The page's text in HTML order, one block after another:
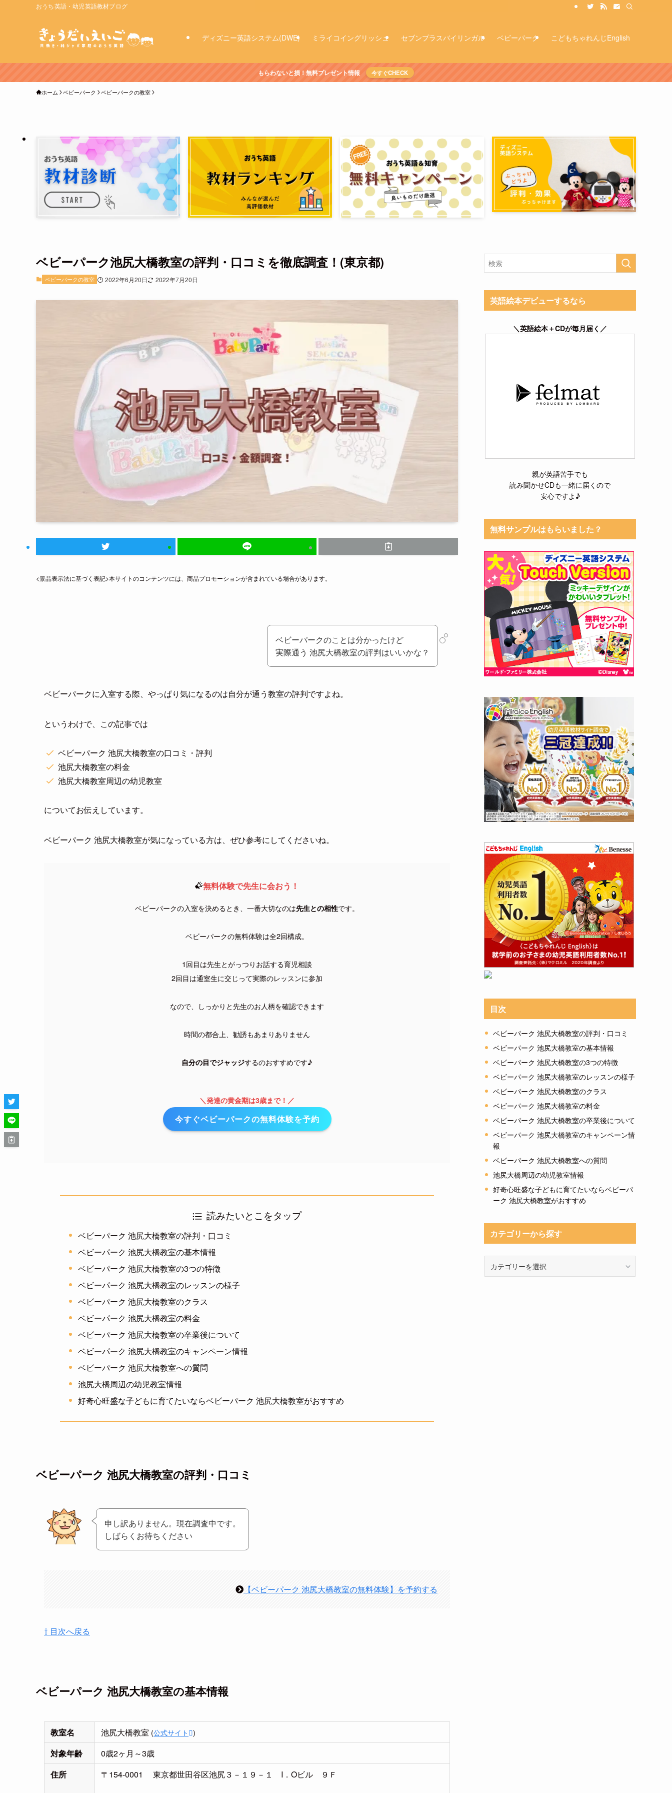
おうち英語・幼児英語教材ブログ
ディズニー英語システム(DWE) ミライコイングリッシュ セブンプラスバイリンガル ベビーパーク こどもちゃれんじEnglish
もらわないと損！無料プレゼント情報 今すぐCHECK
ホーム ベビーパーク ベビーパークの教室
ベビーパーク池尻大橋教室の評判・口コミを徹底調査！(東京都)
ベビーパークの教室 2022年6月20日 2022年7月20日
<景品表示法に基づく表記>本サイトのコンテンツには、商品プロモーションが含まれている場合があります。
ベビーパークのことは分かったけど
実際通う 池尻大橋教室の評判はいいかな？
ベビーパークに入室する際、やっぱり気になるのは自分が通う教室の評判ですよね。
というわけで、この記事では
ベビーパーク 池尻大橋教室の口コミ・評判
池尻大橋教室の料金
池尻大橋教室周辺の幼児教室
についてお伝えしています。
ベビーパーク 池尻大橋教室が気になっている方は、ぜひ参考にしてくださいね。
無料体験で先生に会おう！
ベビーパークの入室を決めるとき、一番大切なのは先生との相性です。
ベビーパークの無料体験は全2回構成。
1回目は先生とがっつりお話する育児相談
2回目は通室生に交じって実際のレッスンに参加
なので、しっかりと先生のお人柄を確認できます
時間の都合上、勧誘もあまりありません
自分の目でジャッジするのおすすめです♪
＼発達の黄金期は3歳まで！／
今すぐベビーパークの無料体験を予約
読みたいとこをタップ
ベビーパーク 池尻大橋教室の評判・口コミ
ベビーパーク 池尻大橋教室の基本情報
ベビーパーク 池尻大橋教室の3つの特徴
ベビーパーク 池尻大橋教室のレッスンの様子
ベビーパーク 池尻大橋教室のクラス
ベビーパーク 池尻大橋教室の料金
ベビーパーク 池尻大橋教室の卒業後について
ベビーパーク 池尻大橋教室のキャンペーン情報
ベビーパーク 池尻大橋教室への質問
池尻大橋周辺の幼児教室情報
好奇心旺盛な子どもに育てたいならベビーパーク 池尻大橋教室がおすすめ
ベビーパーク 池尻大橋教室の評判・口コミ
申し訳ありません。現在調査中です。
しばらくお待ちください
【ベビーパーク 池尻大橋教室の無料体験】を予約する
⇧ 目次へ戻る
ベビーパーク 池尻大橋教室の基本情報
教室名 池尻大橋教室 (公式サイト )
対象年齢
0歳2ヶ月～3歳
住所
〒154-0001 東京都世田谷区池尻３－１９－１ I．Oビル ９Ｆ
英語絵本デビューするなら
＼英語絵本＋CDが毎月届く／
親が英語苦手でも
読み聞かせCDも一緒に届くので
安心ですよ♪
無料サンプルはもらいました？
目次
ベビーパーク 池尻大橋教室の評判・口コミ
ベビーパーク 池尻大橋教室の基本情報
ベビーパーク 池尻大橋教室の3つの特徴
ベビーパーク 池尻大橋教室のレッスンの様子
ベビーパーク 池尻大橋教室のクラス
ベビーパーク 池尻大橋教室の料金
ベビーパーク 池尻大橋教室の卒業後について
ベビーパーク 池尻大橋教室のキャンペーン情
報
ベビーパーク 池尻大橋教室への質問
池尻大橋周辺の幼児教室情報
好奇心旺盛な子どもに育てたいならベビーパ
ーク 池尻大橋教室がおすすめ
カテゴリーから探す